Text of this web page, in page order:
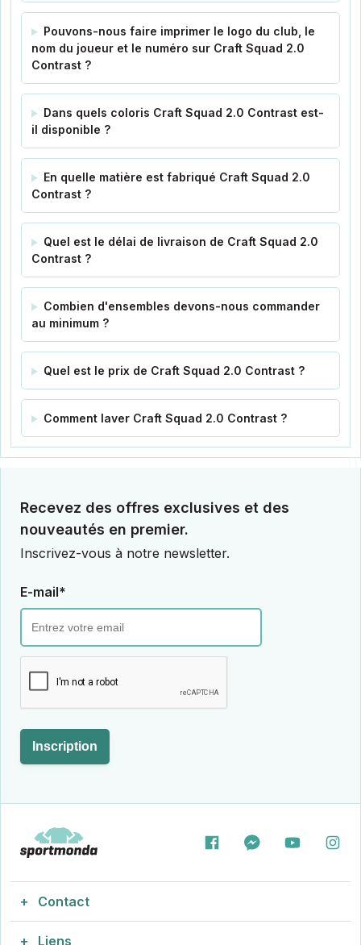
Pouvons-nous faire imprimer le logo du club, le
nom du joueur et le numéro sur Craft Squad 2.0
Contrast ?
Dans quels coloris Craft Squad 2.0 Contrast est-
il disponible ?
En quelle matière est fabriqué Craft Squad 2.0
Contrast ?
Quel est le délai de livraison de Craft Squad 2.0
Contrast ?
Combien d'ensembles devons-nous commander
au minimum ?
Quel est le prix de Craft Squad 2.0 Contrast ?
Comment laver Craft Squad 2.0 Contrast ?
Recevez des offres exclusives et des
nouveautés en premier.
Inscrivez-vous à notre newsletter.
E-mail*
Inscription
Contact
Liens